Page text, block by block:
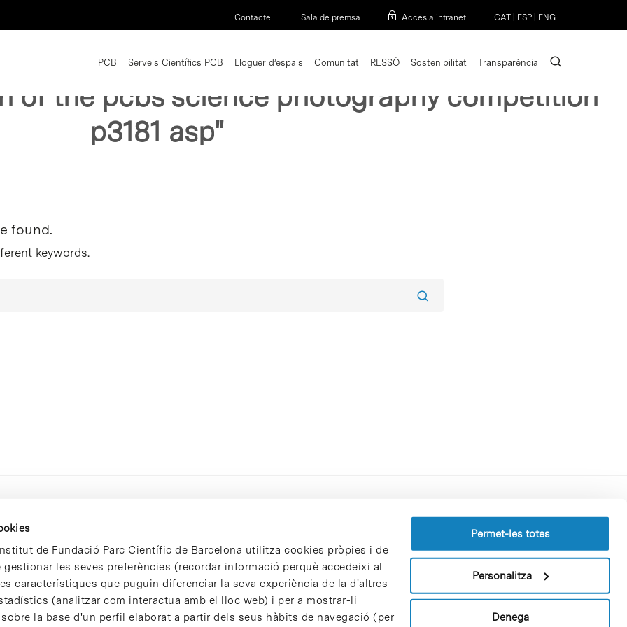
de Fundació Parc Científic de Barcelona utilitza cookies pròpies i de
les seves preferències (recordar informació perquè accedeixi al
característiques que puguin diferenciar la seva experiència de la d'altres
(analitzar com interactua amb el lloc web) i per a mostrar-li
la base d'un perfil elaborat a partir dels seus hàbits de navegació (per
Permet-les totes
Personalitza
Denega
Contacte Sala de premsa Accés a intranet CAT ESP ENG
PCB Serveis Científics PCB Lloguer d’espais Comunitat RESSÒ Sostenibilitat Transparència search
of the pcbs science photography competition
p3181 asp"
found.
keywords.
Perfil del contractant
Política de privacitat
Política de cookies
Patrons i patrocinadors
Borsa de treball